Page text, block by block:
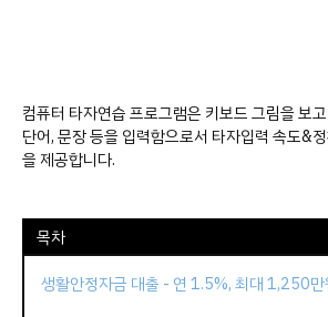
컴퓨터 타자연습 프로그램은 키보드 그림을 보
단어, 문장 등을 입력함으로서 타자입력 속도&
을 제공합니다.
목차
생활안정자금 대출 - 연 1.5%, 최대 1,250만